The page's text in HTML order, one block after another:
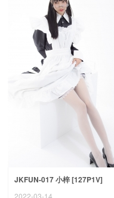
JKFUN-017 小梓 [127P1V]
2022-03-14